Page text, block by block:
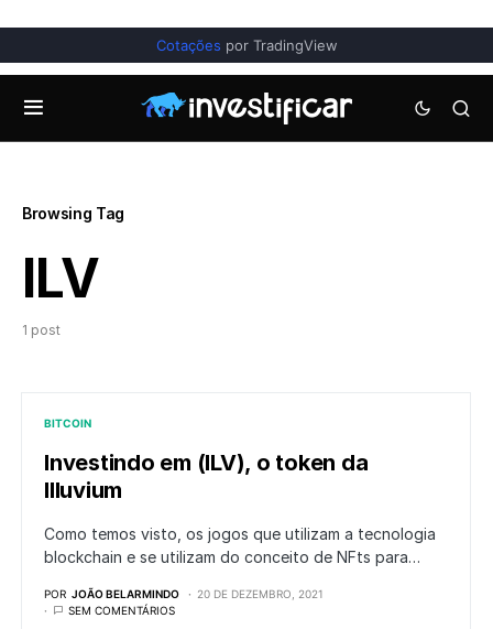
Cotações por TradingView
Browsing Tag
ILV
1 post
BITCOIN
Investindo em (ILV), o token da
Illuvium
Como temos visto, os jogos que utilizam a tecnologia
blockchain e se utilizam do conceito de NFts para…
POR JOÃO BELARMINDO
20 DE DEZEMBRO, 2021
SEM COMENTÁRIOS